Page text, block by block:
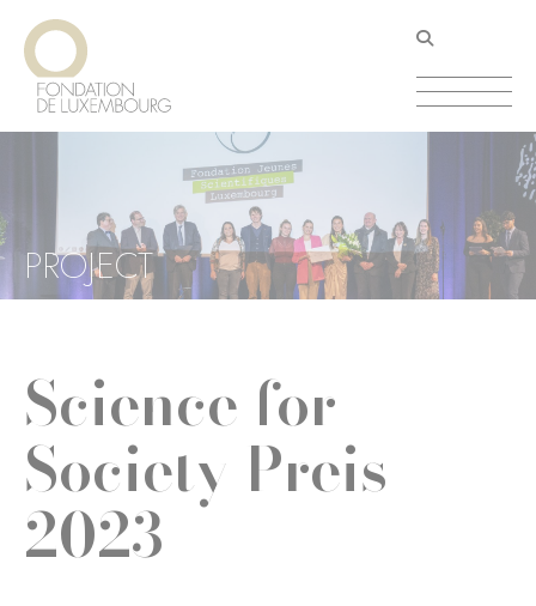
Direkt
zum
Inhalt
PROJECT
Science for
Society Preis
2023
Cookie-Einstellungen